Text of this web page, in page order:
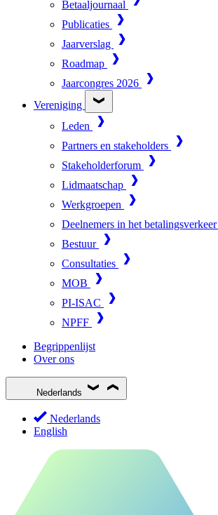
Betaaljournaal
Publicaties
Jaarverslag
Roadmap
Jaarcongres 2026
Vereniging
Leden
Partners en stakeholders
Stakeholderforum
Lidmaatschap
Werkgroepen
Deelnemers in het betalingsverkeer
Bestuur
Consultaties
MOB
PI-ISAC
NPFF
Begrippenlijst
Over ons
Nederlands
Nederlands
English